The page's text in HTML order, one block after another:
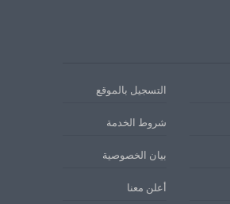
التسجيل بالموقع
شروط الخدمة
بيان الخصوصية
أعلن معنا